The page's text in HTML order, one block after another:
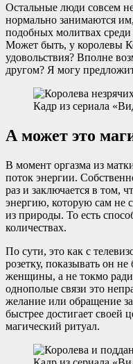
Остальные люди совсем
нормально занимаются
подобных молитвах
Может быть, у королевы
удовольствия? Вполне
другом? Я могу
Кадр из сериала
А может это
В момент оргазма из
поток энергии.
раз и заключается в том,
энергию, которую сам не
из природы. То есть
количествах.
По сути, это как с
розетку, показывать он
женщины, а не токмо
однополые связи это
желание или обращение
быстрее достигает своей
магический ритуал.